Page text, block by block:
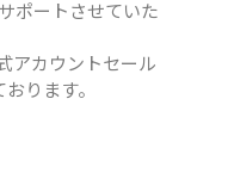
ポートさせていた
アカウントセール
ります。